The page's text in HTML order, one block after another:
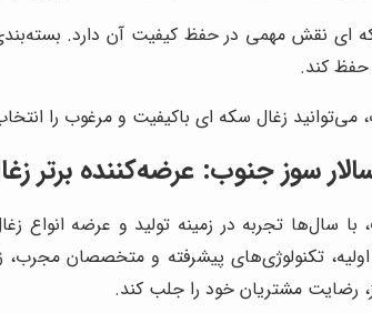
ای نقش مهمی در حفظ کیفیت آن دارد.
حفظ کند.
می‌توانید زغال سکه ای باکیفیت و مرغوب را
سوز جنوب: عرضه‌کننده برتر
، با سال‌ها تجربه در زمینه تولید و عرضه انواع
اولیه، تکنولوژی‌های پیشرفته و متخصصان
رضایت مشتریان خود را جلب کند.